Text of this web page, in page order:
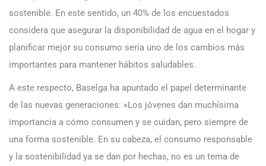
sostenible. En este sentido, un 40% de los encuestados
considera que asegurar la disponibilidad de agua en el hogar y
planificar mejor su consumo sería uno de los cambios más
importantes para mantener hábitos saludables.
A este respecto, Baselga ha apuntado el papel determinante
de las nuevas generaciones: «Los jóvenes dan muchísima
importancia a cómo consumen y se cuidan, pero siempre de
una forma sostenible. En su cabeza, el consumo responsable
y la sostenibilidad ya se dan por hechas, no es un tema de